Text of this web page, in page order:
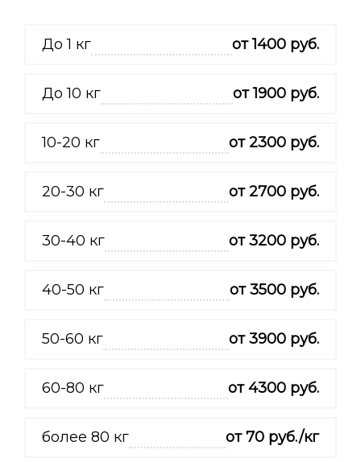
До 1 кг от 1400 руб.
До 10 кг от 1900 руб.
10-20 кг от 2300 руб.
20-30 кг от 2700 руб.
30-40 кг от 3200 руб.
40-50 кг от 3500 руб.
50-60 кг от 3900 руб.
60-80 кг от 4300 руб.
более 80 кг от 70 руб./кг